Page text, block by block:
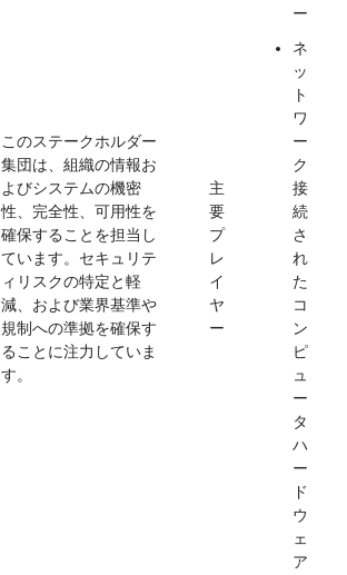
このステークホルダー
集団は、組織の情報お
よびシステムの機密
性、完全性、可用性を
確保することを担当し
ています。セキュリテ
ィリスクの特定と軽
減、および業界基準や
規制への準拠を確保す
ることに注力していま
す。
主
要
プ
レ
イ
ヤ
ー
ー
ネ
ッ
ト
ワ
ー
ク
接
続
さ
れ
た
コ
ン
ピ
ュ
ー
タ
ハ
ー
ド
ウ
ェ
ア